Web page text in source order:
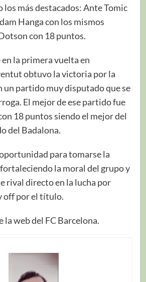
los más destacados: Ante Tomic
Hanga con los mismos
con 18 puntos.
la primera vuelta en
obtuvo la victoria por la
un partido muy disputado que se
El mejor de ese partido fue
18 puntos siendo el mejor del
del Badalona.
para tomarse la
la moral del grupo y
rival directo en la lucha por
off por el título.
la web del FC Barcelona.